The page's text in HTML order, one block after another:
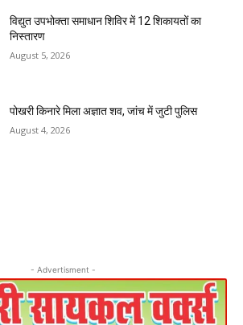
विद्युत उपभोक्ता समाधान शिविर में 12 शिकायतों का
निस्तारण
August 5, 2026
पोखरी किनारे मिला अज्ञात शव, जांच में जुटी पुलिस
August 4, 2026
- Advertisment -